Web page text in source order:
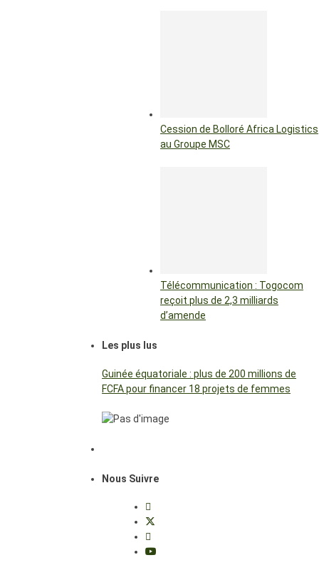
Cession de Bolloré Africa Logistics
au Groupe MSC
Télécommunication : Togocom
reçoit plus de 2,3 milliards
d’amende
Les plus lus
Guinée équatoriale : plus de 200 millions de
FCFA pour financer 18 projets de femmes
Nous Suivre